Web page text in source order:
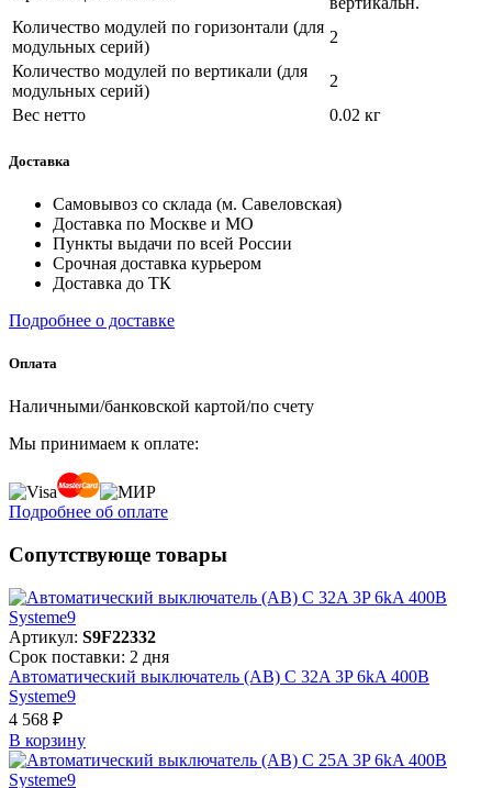
Количество модулей по горизонтали (для
модульных серий)
2
Количество модулей по вертикали (для
модульных серий)
2
Вес нетто
0.02 кг
Доставка
Самовывоз со склада (м. Савеловская)
Доставка по Москве и МО
Пункты выдачи по всей России
Срочная доставка курьером
Доставка до ТК
Подробнее о доставке
Оплата
Наличными/банковской картой/по счету
Мы принимаем к оплате:
Подробнее об оплате
Сопутствующе товары
Артикул: S9F22332
Срок поставки: 2 дня
Автоматический выключатель (АВ) C 32A 3P 6kA 400В
Systeme9
4 568 ₽
В корзинy